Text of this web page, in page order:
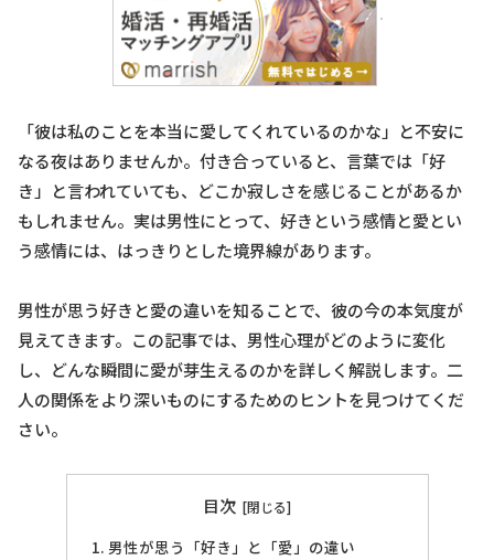
「彼は私のことを本当に愛してくれているのかな」と不安に
なる夜はありませんか。付き合っていると、言葉では「好
き」と言われていても、どこか寂しさを感じることがあるか
もしれません。実は男性にとって、好きという感情と愛とい
う感情には、はっきりとした境界線があります。
男性が思う好きと愛の違いを知ることで、彼の今の本気度が
見えてきます。この記事では、男性心理がどのように変化
し、どんな瞬間に愛が芽生えるのかを詳しく解説します。二
人の関係をより深いものにするためのヒントを見つけてくだ
さい。
目次
男性が思う「好き」と「愛」の違い